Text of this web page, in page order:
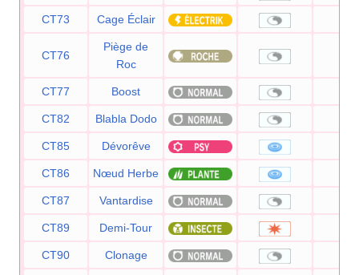
CT73 Cage Éclair
CT76
Piège de
Roc
CT77 Boost
CT82 Blabla Dodo
CT85 Dévorêve
CT86 Nœud Herbe
CT87 Vantardise
CT89 Demi-Tour
CT90 Clonage